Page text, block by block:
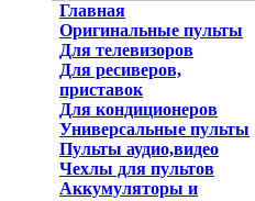
Главная
Оригинальные пульты
Для телевизоров
Для ресиверов,
приставок
Для кондиционеров
Универсальные пульты
Пульты аудио,видео
Чехлы для пультов
Аккумуляторы и